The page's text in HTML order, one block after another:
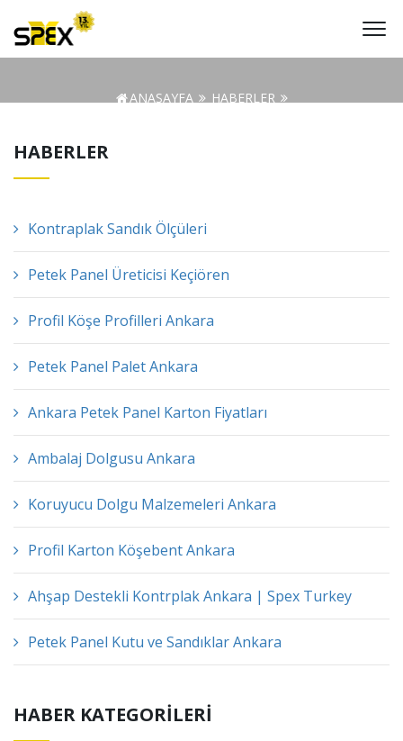
ANASAYFA HABERLER
Petek Panel Karton Fiyatları Ankara
HABERLER
Kontraplak Sandık Ölçüleri
Petek Panel Üreticisi Keçiören
Profil Köşe Profilleri Ankara
Petek Panel Palet Ankara
Ankara Petek Panel Karton Fiyatları
Ambalaj Dolgusu Ankara
Koruyucu Dolgu Malzemeleri Ankara
Profil Karton Köşebent Ankara
Ahşap Destekli Kontrplak Ankara | Spex Turkey
Petek Panel Kutu ve Sandıklar Ankara
HABER KATEGORİLERİ